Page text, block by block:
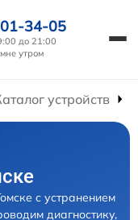
34-05
до 21:00
мне утром
устройств
с устранением
диагностику,